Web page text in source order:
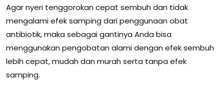
Agar nyeri tenggorokan cepat sembuh dan tidak
mengalami efek samping dari penggunaan obat
antibiotik, maka sebagai gantinya Anda bisa
menggunakan pengobatan alami dengan efek sembuh
lebih cepat, mudah dan murah serta tanpa efek
samping.